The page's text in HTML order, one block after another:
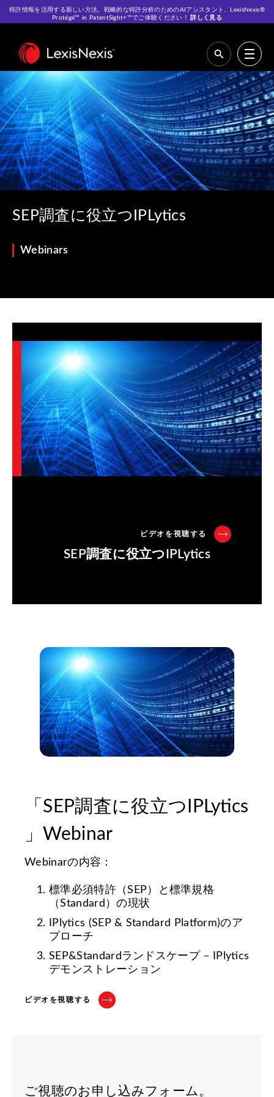
特許情報を活用する新しい方法。戦略的な特許分析のためのAIアシスタント、LexisNexis®
Protégé™ in PatentSight+™でご体験ください！
詳しく見る
Home>Resources>Webinars>SEP調査に役立つIPLytics
SEP調査に役立つIPLytics
Webinars
ビデオを視聴する
SEP調査に役立つIPLytics
「SEP調査に役立つIPLytics
」Webinar
Webinarの内容：
標準必須特許（SEP）と標準規格
（Standard）の現状
IPlytics (SEP & Standard Platform)のア
プローチ
SEP&Standardランドスケープ – IPlytics
デモンストレーション
ビデオを視聴する
ご視聴のお申し込みフォーム。